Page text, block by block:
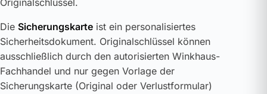
Originalschlüssel.
Die Sicherungskarte ist ein personalisiertes
Sicherheitsdokument. Originalschlüssel können
ausschließlich durch den autorisierten Winkhaus-
Fachhandel und nur gegen Vorlage der
Sicherungskarte (Original oder Verlustformular)